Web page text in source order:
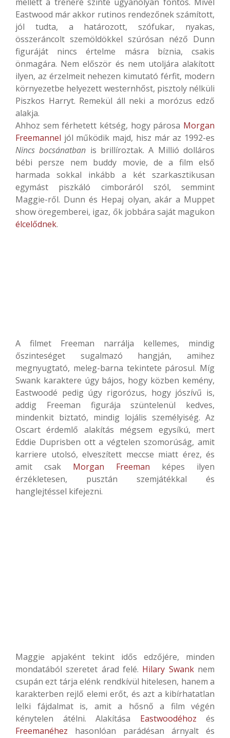
Eastwood már akkor rutinos rendezőnek számított,
jól tudta, a határozott, szófukar, nyakas,
összeráncolt szemöldökkel szúrósan néző Dunn
figuráját nincs értelme másra bíznia, csakis
önmagára. Nem először és nem utoljára alakított
ilyen, az érzelmeit nehezen kimutató férfit, modern
környezetbe helyezett westernhőst, pisztoly nélküli
Piszkos Harryt. Remekül áll neki a morózus edző
alakja.
Ahhoz sem férhetett kétség, hogy párosa Morgan
Freemannel jól működik majd, hisz már az 1992-es
Nincs bocsánatban is brillíroztak. A Millió dolláros
bébi persze nem buddy movie, de a film első
harmada sokkal inkább a két szarkasztikusan
egymást piszkáló cimboráról szól, semmint
Maggie-ről. Dunn és Hepaj olyan, akár a Muppet
show öregemberei, igaz, ők jobbára saját magukon
élcelődnek.
A filmet Freeman narrálja kellemes, mindig
őszinteséget sugalmazó hangján, amihez
megnyugtató, meleg-barna tekintete párosul. Míg
Swank karaktere úgy bájos, hogy közben kemény,
Eastwoodé pedig úgy rigorózus, hogy jószívű is,
addig Freeman figurája szüntelenül kedves,
mindenkit biztató, mindig lojális személyiség. Az
Oscart érdemlő alakítás mégsem egysíkú, mert
Eddie Duprisben ott a végtelen szomorúság, amit
karriere utolsó, elveszített meccse miatt érez, és
amit csak Morgan Freeman képes ilyen
érzékletesen, pusztán szemjátékkal és
hanglejtéssel kifejezni.
Maggie apjaként tekint idős edzőjére, minden
mondatából szeretet árad felé. Hilary Swanknem
csupán ezt tárja elénk rendkívül hitelesen, hanem a
karakterben rejlő elemi erőt, és azt a kibírhatatlan
lelki fájdalmat is, amit a hősnő a film végén
kénytelen átélni. Alakítása Eastwoodéhoz és
Freemanéhez hasonlóan parádésan árnyalt és